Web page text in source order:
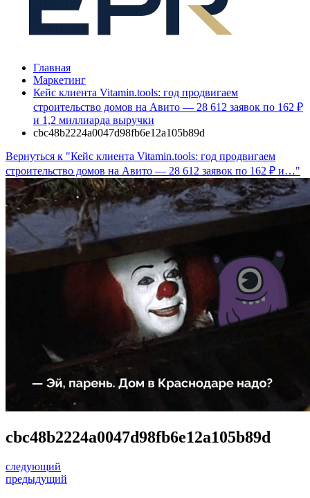
Главная
Маркетинг
Кейс клиента Vitamin.tools: год продвигаем
строительство домов на Авито — 28 612 заявок по 162 ₽
и 1,2 миллиарда выручки
cbc48b2224a0047d98fb6e12a105b89d
Вернуться к "Кейс клиента Vitamin.tools: год продвигаем
строительство домов на Авито — 28 612 заявок по 162 ₽ и…"
cbc48b2224a0047d98fb6e12a105b89d
следующий
предыдущий